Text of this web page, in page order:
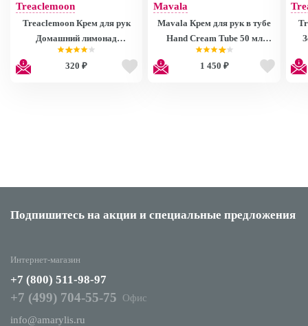
Treaclemoon
Treaclemoon Крем для рук
Домашний лимонад
Lemonade Handcreme, 75 ml
VO1F0121
320 ₽
Mavala
Mavala Крем для рук в тубе
Hand Cream Tube 50 мл
90920.90
1 450 ₽
Подпишитесь на акции и специальные предложения
Интернет-магазин
+7 (800) 511-98-97
+7 (499) 704-55-75
Офис
info@amarylis.ru